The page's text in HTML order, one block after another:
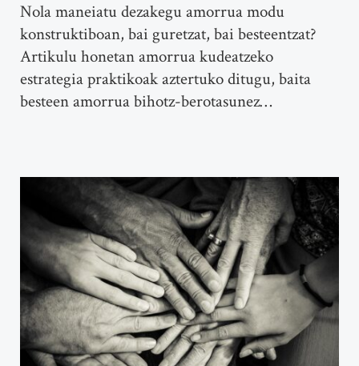
Nola maneiatu dezakegu amorrua modu
konstruktiboan, bai guretzat, bai besteentzat?
Artikulu honetan amorrua kudeatzeko
estrategia praktikoak aztertuko ditugu, baita
besteen amorrua bihotz-berotasunez…